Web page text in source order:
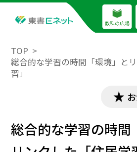
教科の広場
TOP
総合的な学習の時間「環境」と
習」
総合的な学習の時間